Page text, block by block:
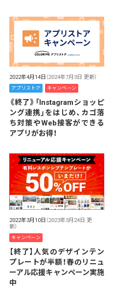
2022年4月14日 （2024年7月3日 更新）
アプリストア キャンペーン
《終了》「Instagramショッピ
ング連携」をはじめ、カゴ落
ち対策やWeb接客ができる
アプリがお得！
2022年3月10日 （2023年3月24日 更
新）
キャンペーン
【終了】人気のデザインテン
プレートが半額！春のリニュ
ーアル応援キャンペーン実施
中